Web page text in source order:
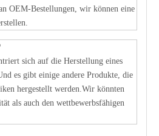
OEM-Bestellungen, wir können eine
sich auf die Herstellung eines
es gibt einige andere Produkte, die
hergestellt werden.Wir könnten
als auch den wettbewerbsfähigen